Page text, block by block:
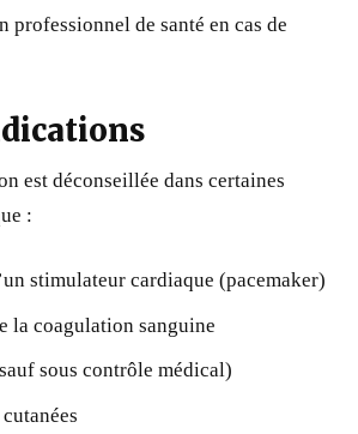
professionnel de santé en cas de
est déconseillée dans certaines
:
stimulateur cardiaque (pacemaker)
la coagulation sanguine
sous contrôle médical)